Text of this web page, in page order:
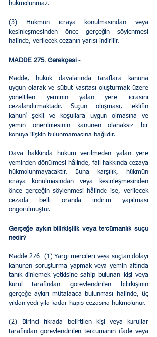
hükmolunmaz.
(3) Hükmün icraya konulmasından veya
kesinleşmesinden önce gerçeğin söylenmesi
halinde, verilecek cezanın yarısı indirilir.
MADDE 275. Gerekçesi -
Madde, hukuk davalarında taraflara kanuna
uygun olarak ve sübut vasıtası oluşturmak üzere
yöneltilen yeminin yalan yere icrasını
cezalandırmaktadır. Suçun oluşması, teklifin
kanunî şekil ve koşullara uygun olmasına ve
yemin önerilmesinin kanunen olanaksız bir
konuya ilişkin bulunmamasına bağlıdır.
Dava hakkında hüküm verilmeden yalan yere
yeminden dönülmesi hâlinde, fail hakkında cezaya
hükmolunmayacaktır. Buna karşılık, hükmün
icraya konulmasından veya kesinleşmesinden
önce gerçeğin söylenmesi hâlinde ise, verilecek
cezada belli oranda indirim yapılması
öngörülmüştür.
Gerçeğe aykırı bilirkişilik veya tercümanlık suçu
nedir?
Madde 276- (1) Yargı mercileri veya suçtan dolayı
kanunen soruşturma yapmak veya yemin altında
tanık dinlemek yetkisine sahip bulunan kişi veya
kurul tarafından görevlendirilen bilirkişinin
gerçeğe aykırı mütalaada bulunması halinde, üç
yıldan yedi yıla kadar hapis cezasına hükmolunur.
(2) Birinci fıkrada belirtilen kişi veya kurullar
tarafından görevlendirilen tercümanın ifade veya